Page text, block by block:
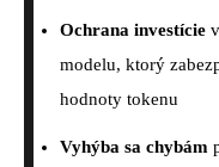
Ochrana investície
modelu, ktorý
hodnoty tokenu
Vyhýba sa chybám